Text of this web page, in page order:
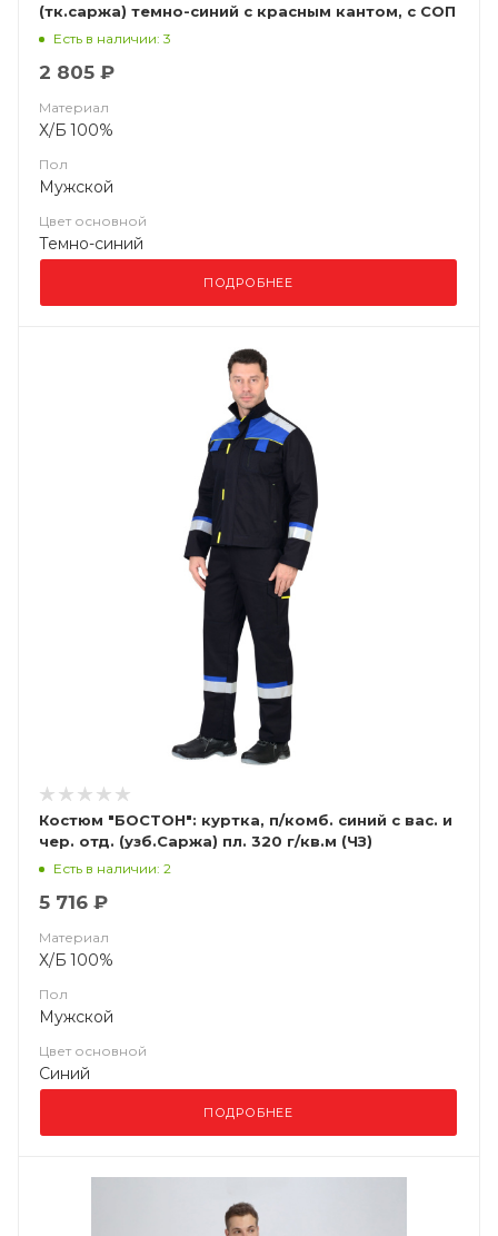
(тк.саржа) темно-синий с красным кантом, с СОП
(ЧЗ)Есть в наличии: 3
2 805 ₽
Материал
Х/Б 100%
Пол
Мужской
Цвет основной
Темно-синий
ПОДРОБНЕЕ
Костюм "БОСТОН": куртка, п/комб. синий с вас. и
чер. отд. (узб.Саржа) пл. 320 г/кв.м (ЧЗ)
Есть в наличии: 2
5 716 ₽
Материал
Х/Б 100%
Пол
Мужской
Цвет основной
Синий
ПОДРОБНЕЕ